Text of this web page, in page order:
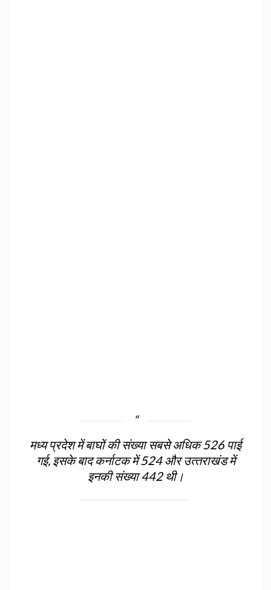
मध्‍य प्रदेश में बाघों की संख्‍या सबसे अधिक 526 पाई
गई, इसके बाद कर्नाटक में 524 और उत्‍तराखंड में
इनकी संख्‍या 442 थी।